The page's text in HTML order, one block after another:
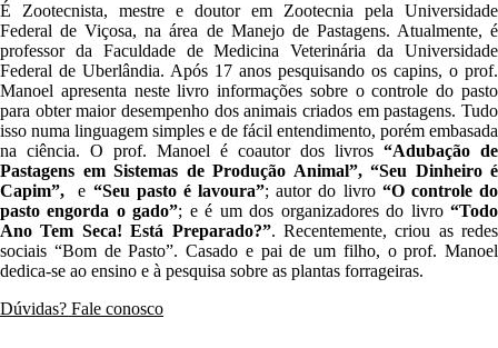
É Zootecnista, mestre e doutor em Zootecnia pela Universidade
Federal de Viçosa, na área de Manejo de Pastagens. Atualmente, é
professor da Faculdade de Medicina Veterinária da Universidade
Federal de Uberlândia. Após 17 anos pesquisando os capins, o prof.
Manoel apresenta neste livro informações sobre o controle do pasto
para obter maior desempenho dos animais criados em pastagens. Tudo
isso numa linguagem simples e de fácil entendimento, porém embasada
na ciência. O prof. Manoel é coautor dos livros “Adubação de
Pastagens em Sistemas de Produção Animal”, “Seu Dinheiro é
Capim”,e “Seu pasto é lavoura”; autor do livro “O controle do
pasto engorda o gado”; e é um dos organizadores do livro“Todo
Ano Tem Seca! Está Preparado?”. Recentemente, criou as redes
sociais “Bom de Pasto”. Casado e pai de um filho, o prof. Manoel
dedica-se ao ensino e à pesquisa sobre as plantas forrageiras.
Dúvidas? Fale conosco